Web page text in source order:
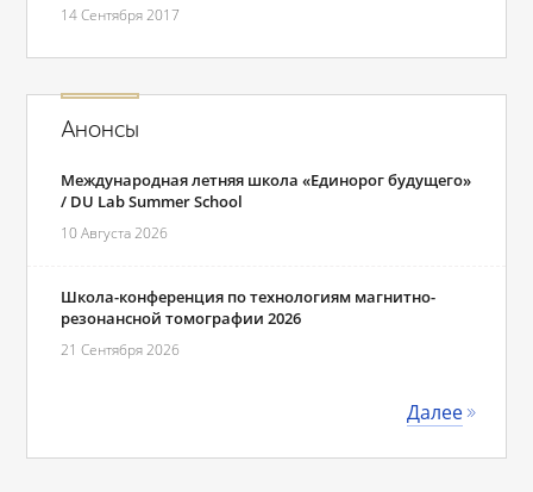
14 Сентября 2017
Анонсы
Международная летняя школа «Единорог будущего»
/ DU Lab Summer School
10 Августа 2026
Школа-конференция по технологиям магнитно-
резонансной томографии 2026
21 Сентября 2026
Далее